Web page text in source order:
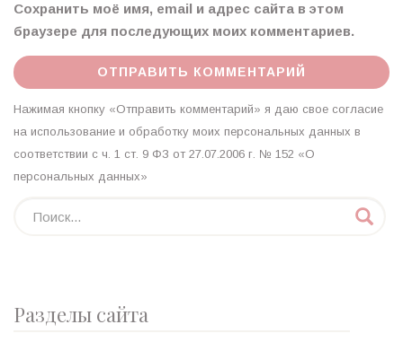
Сохранить моё имя, email и адрес сайта в этом
браузере для последующих моих комментариев.
Нажимая кнопку «Отправить комментарий» я даю свое согласие
на использование и обработку моих персональных данных в
соответствии с ч. 1 ст. 9 ФЗ от 27.07.2006 г. № 152 «О
персональных данных»
Разделы сайта